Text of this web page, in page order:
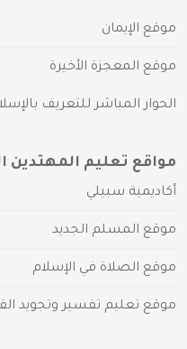
موقع الإيمان
موقع المعجزة الأخيرة
الحوار المباشر للتعريف
مواقع تعليم المهتدين
أكاديمية سبيلي
موقع المسلم الجديد
موقع الصلاة في الإسلام
موقع تعليم تفسير وتجويد